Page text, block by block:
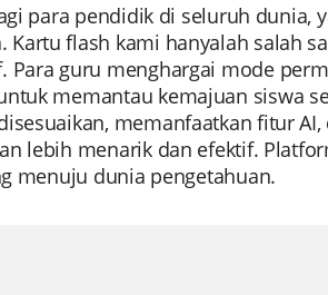
para pendidik di seluruh dunia,
Kartu flash kami hanyalah salah
guru menghargai mode
memantau kemajuan siswa
memanfaatkan fitur
lebih menarik dan efektif.
menuju dunia pengetahuan.